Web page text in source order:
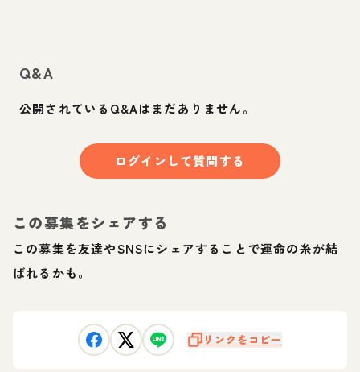
Q&A
公開されているQ&Aはまだありません。
ログインして質問する
この募集をシェアする
この募集を友達やSNSにシェアすることで運命の糸が結
ばれるかも。
リンクをコピー